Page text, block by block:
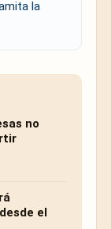
la
no
el